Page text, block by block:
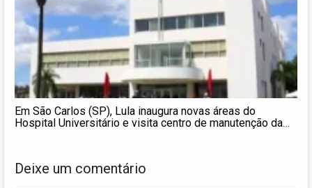
Em São Carlos (SP), Lula inaugura novas áreas do
Hospital Universitário e visita centro de manutenção da
Deixe um comentário